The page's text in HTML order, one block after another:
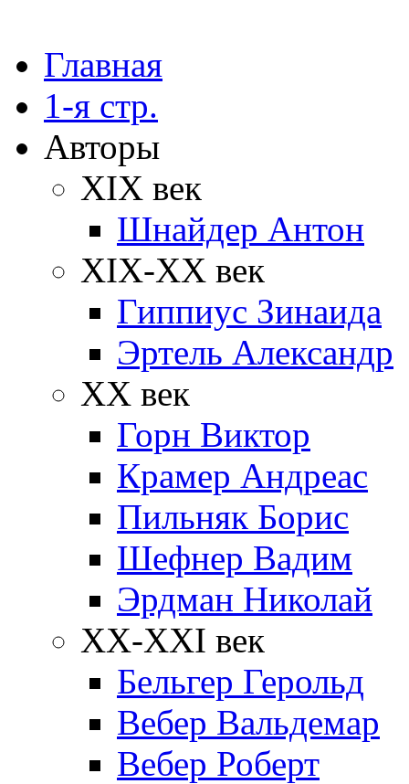
Главная
1-я стр.
Авторы
XIX век
Шнайдер Антон
XIX-XX век
Гиппиус Зинаида
Эртель Александр
XX век
Горн Виктор
Крамер Андреас
Пильняк Борис
Шефнер Вадим
Эрдман Николай
ХХ-XXI век
Бельгер Герольд
Вебер Вальдемар
Вебер Роберт